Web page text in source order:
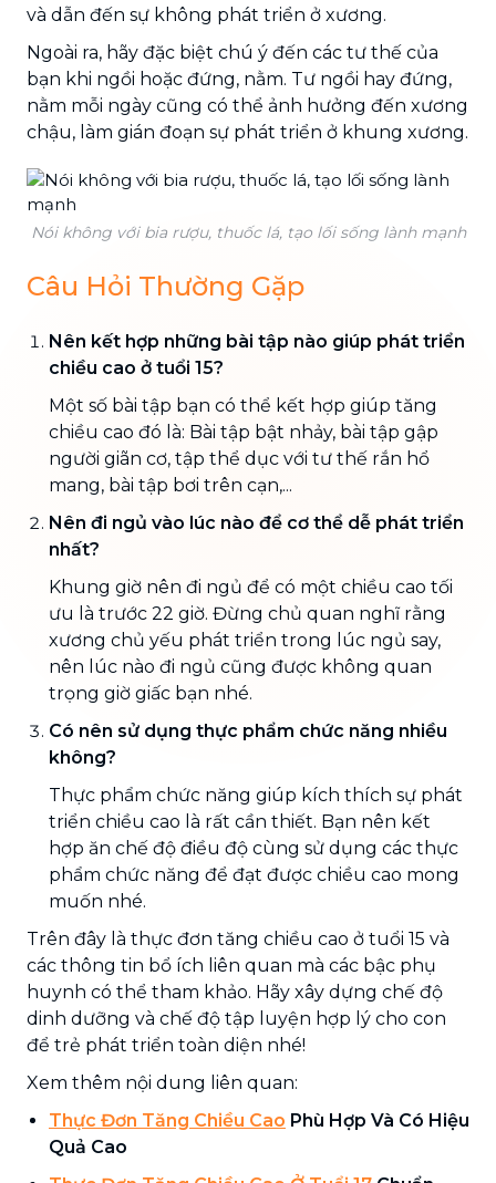
và dẫn đến sự không phát triển ở xương.
Ngoài ra, hãy đặc biệt chú ý đến các tư thế của
bạn khi ngồi hoặc đứng, nằm. Tư ngồi hay đứng,
nằm mỗi ngày cũng có thể ảnh hưởng đến xương
chậu, làm gián đoạn sự phát triển ở khung xương.
Nói không với bia rượu, thuốc lá, tạo lối sống lành mạnh
Câu Hỏi Thường Gặp
Nên kết hợp những bài tập nào giúp phát triển
chiều cao ở tuổi 15?
Một số bài tập bạn có thể kết hợp giúp tăng
chiều cao đó là: Bài tập bật nhảy, bài tập gập
người giãn cơ, tập thể dục với tư thế rắn hổ
mang, bài tập bơi trên cạn,...
Nên đi ngủ vào lúc nào để cơ thể dễ phát triển
nhất?
Khung giờ nên đi ngủ để có một chiều cao tối
ưu là trước 22 giờ. Đừng chủ quan nghĩ rằng
xương chủ yếu phát triển trong lúc ngủ say,
nên lúc nào đi ngủ cũng được không quan
trọng giờ giấc bạn nhé.
Có nên sử dụng thực phẩm chức năng nhiều
không?
Thực phẩm chức năng giúp kích thích sự phát
triển chiều cao là rất cần thiết. Bạn nên kết
hợp ăn chế độ điều độ cùng sử dụng các thực
phẩm chức năng để đạt được chiều cao mong
muốn nhé.
Trên đây là thực đơn tăng chiều cao ở tuổi 15 và
các thông tin bổ ích liên quan mà các bậc phụ
huynh có thể tham khảo. Hãy xây dựng chế độ
dinh dưỡng và chế độ tập luyện hợp lý cho con
để trẻ phát triển toàn diện nhé!
Xem thêm nội dung liên quan:
Thực Đơn Tăng Chiều Cao Phù Hợp Và Có Hiệu
Quả Cao